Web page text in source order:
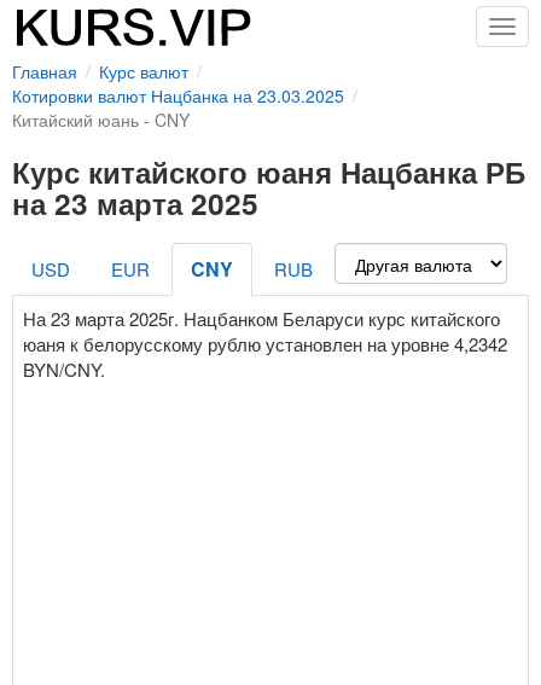
Главная
Курс валют
Котировки валют Нацбанка на 23.03.2025
Китайский юань - CNY
Курс китайского юаня Нацбанка РБ
на 23 марта 2025
USD EUR CNY
RUB
На 23 марта 2025г. Нацбанком Беларуси курс китайского
юаня к белорусскому рублю установлен на уровне 4,2342
BYN/CNY.